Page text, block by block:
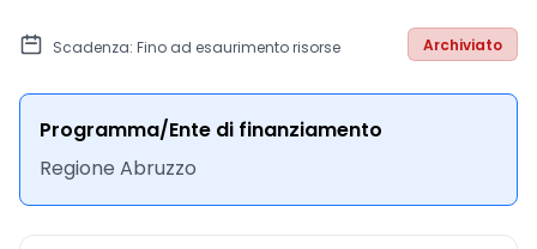
Scadenza: Fino ad esaurimento risorse Archiviato
Programma/Ente di finanziamento
Regione Abruzzo